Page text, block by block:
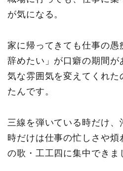
が気になる。
家に帰ってきても仕事の愚
辞めたい」が口癖の期間が
気な雰囲気を変えてくれた
たんです。
三線を弾いている時だけ、
時だけは仕事の忙しさや煩
の歌・工工四に集中できま